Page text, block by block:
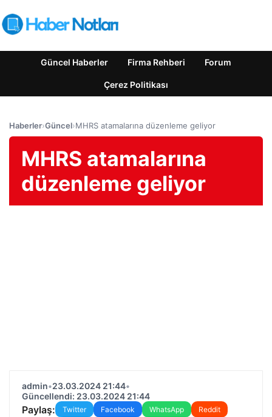
Güncel Haberler Firma Rehberi Forum
Çerez Politikası
Haberler›Güncel›MHRS atamalarına düzenleme geliyor
MHRS atamalarına
düzenleme geliyor
admin•23.03.2024 21:44•
Güncellendi: 23.03.2024 21:44
Paylaş: Twitter Facebook WhatsApp
Reddit